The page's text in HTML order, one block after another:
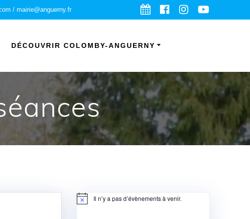
/ mairie@anguerny.fr
DÉCOUVRIR COLOMBY-ANGUERNY
Notice Il n’y a pas d’évènements à venir.